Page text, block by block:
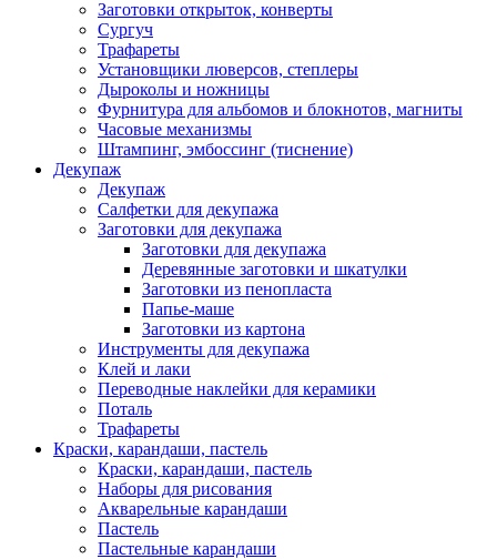
Заготовки открыток, конверты
Сургуч
Трафареты
Установщики люверсов, степлеры
Дыроколы и ножницы
Фурнитура для альбомов и блокнотов, магниты
Часовые механизмы
Штампинг, эмбоссинг (тиснение)
Декупаж
Декупаж
Салфетки для декупажа
Заготовки для декупажа
Заготовки для декупажа
Деревянные заготовки и шкатулки
Заготовки из пенопласта
Папье-маше
Заготовки из картона
Инструменты для декупажа
Клей и лаки
Переводные наклейки для керамики
Поталь
Трафареты
Краски, карандаши, пастель
Краски, карандаши, пастель
Наборы для рисования
Акварельные карандаши
Пастель
Пастельные карандаши